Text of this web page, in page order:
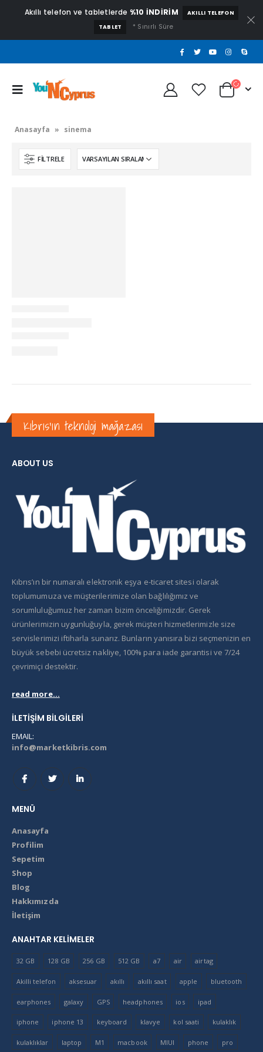
Akıllı telefon ve tabletlerde %10 İNDİRİM
AKILLI TELEFON
TABLET
* Sınırlı Süre
Anasayfa » sinema
FILTRELE
Kıbrıs'ın teknoloji mağazası
ABOUT US
Kıbrıs’ın bir numaralı elektronik eşya e-ticaret sitesi olarak
toplumumuza ve müşterilerimize olan bağlılığımız ve
sorumluluğumuz her zaman bizim önceliğimizdir. Gerek
ürünlerimizin uygunluğuyla, gerek müşteri hizmetlerimizle size
servislerimizi iftiharla sunarız. Bunların yanısıra bizi seçmenizin en
büyük sebebi ücretsiz nakliye, 100% para iade garantisi ve 7/24
çevrimiçi destektir.
read more...
İLETIŞIM BILGILERI
EMAIL:
info@marketkibris.com
MENÜ
Anasayfa
Profilim
Sepetim
Shop
Blog
Hakkımızda
İletişim
ANAHTAR KELIMELER
32 GB 128 GB 256 GB 512 GB a7 air airtag
Akilli telefon aksesuar akıllı akıllı saat apple bluetooth
earphones galaxy GPS headphones ios ipad
iphone iphone 13 keyboard klavye kol saati kulaklık
kulaklıklar laptop M1 macbook MIUI phone pro